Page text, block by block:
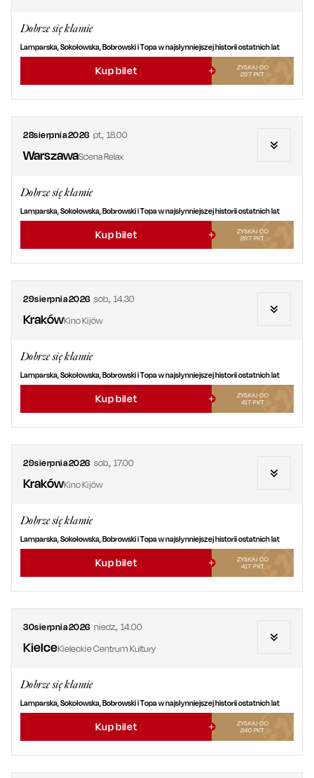
Dobrze się kłamie
Lamparska, Sokołowska, Bobrowski i Topa w najsłynniejszej historii ostatnich lat
Kup bilet
ZYSKAJ OD
297 PKT
28sierpnia2026 pt., 18.00
WarszawaScena Relax
Dobrze się kłamie
Lamparska, Sokołowska, Bobrowski i Topa w najsłynniejszej historii ostatnich lat
Kup bilet
ZYSKAJ OD
297 PKT
29sierpnia2026 sob., 14.30
KrakówKino Kijów
Dobrze się kłamie
Lamparska, Sokołowska, Bobrowski i Topa w najsłynniejszej historii ostatnich lat
Kup bilet
ZYSKAJ OD
417 PKT
29sierpnia2026 sob., 17.00
KrakówKino Kijów
Dobrze się kłamie
Lamparska, Sokołowska, Bobrowski i Topa w najsłynniejszej historii ostatnich lat
Kup bilet
ZYSKAJ OD
417 PKT
30sierpnia2026 niedz., 14.00
KielceKieleckie Centrum Kultury
Dobrze się kłamie
Lamparska, Sokołowska, Bobrowski i Topa w najsłynniejszej historii ostatnich lat
Kup bilet
ZYSKAJ OD
240 PKT